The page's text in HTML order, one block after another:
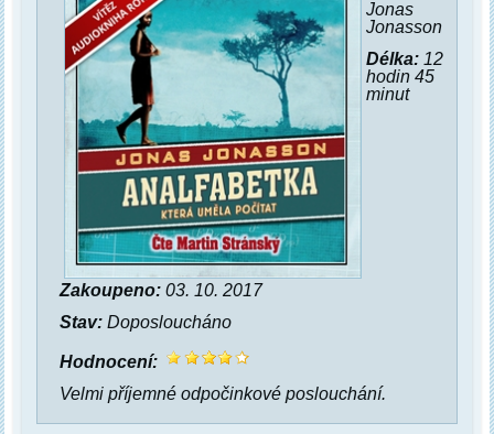
Jonas
Jonasson
Délka:12
hodin 45
minut
Zakoupeno: 03. 10. 2017
Stav: Doposloucháno
Hodnocení:
Velmi příjemné odpočinkové poslouchání.